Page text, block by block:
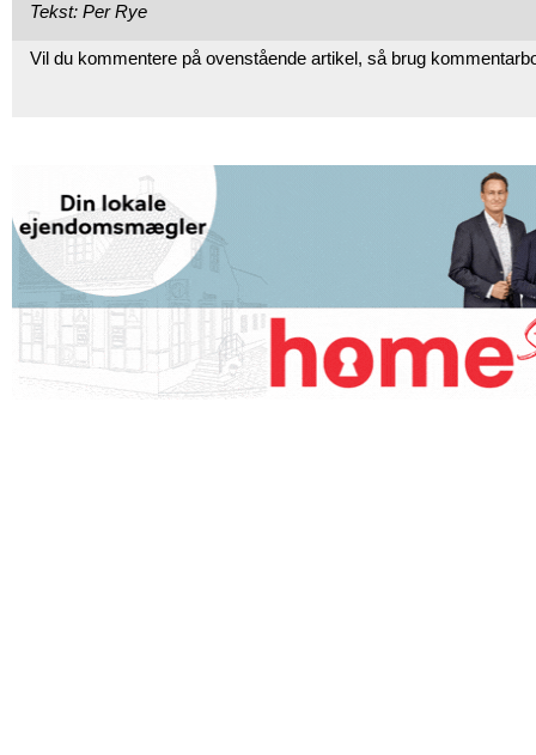
Tekst: Per Rye
Vil du kommentere på ovenstående artikel, så brug